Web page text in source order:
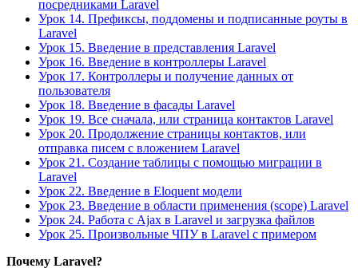
посредниками Laravel
Урок 14. Префиксы, поддомены и подписанные роуты в
Laravel
Урок 15. Введение в представления Laravel
Урок 16. Введение в контроллеры Laravel
Урок 17. Контроллеры и получение данных от
пользователя
Урок 18. Введение в фасады Laravel
Урок 19. Все сначала, или страница контактов Laravel
Урок 20. Продолжение страницы контактов, или
отправка писем с вложением Laravel
Урок 21. Создание таблицы с помощью миграции в
Laravel
Урок 22. Введение в Eloquent модели
Урок 23. Введение в области применения (scope) Laravel
Урок 24. Работа с Ajax в Laravel и загрузка файлов
Урок 25. Произвольные ЧПУ в Laravel с примером
Почему Laravel?